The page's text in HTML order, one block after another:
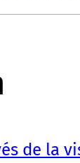
de la